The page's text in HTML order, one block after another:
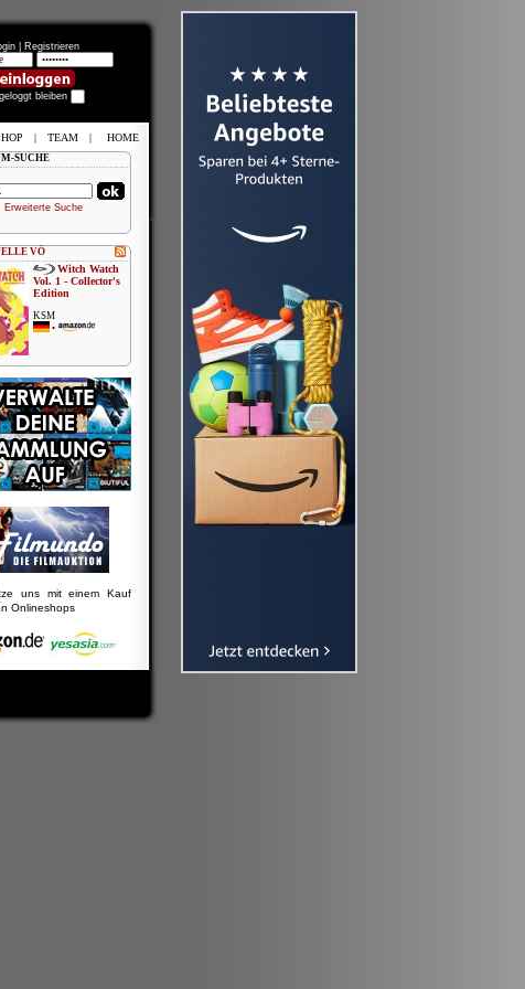
| Registrieren
bleiben
SUCHE
Erweiterte Suche
VÖ
Witch Watch
Vol. 1 - Collector's
Edition
KSM
•
uns mit einem Kauf
Onlineshops
| TEAM | HOME